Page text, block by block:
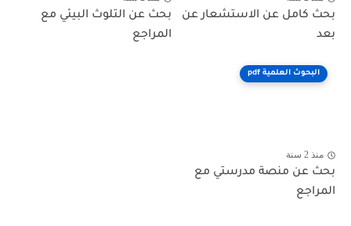
بحث كامل عن الاستشعار عن
بعد
بحث عن التلوث البيئي مع
المراجع
البحوث العلمية pdf
منذ 2 سنة
بحث عن منصة مدرستي مع
المراجع